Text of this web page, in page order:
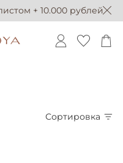
+ 10.000 рублей
Сортировка